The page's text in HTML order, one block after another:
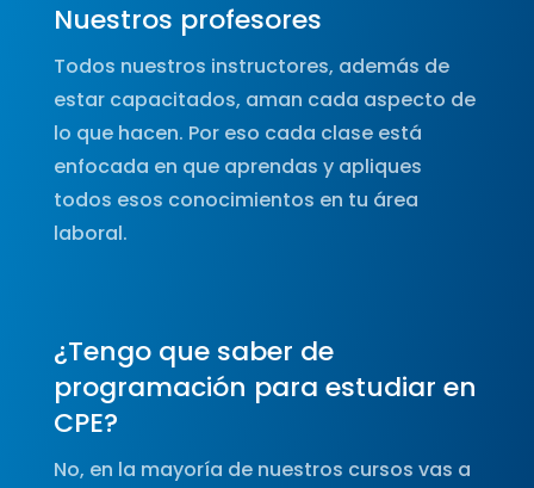
Nuestros profesores
Todos nuestros instructores, además de
estar capacitados, aman cada aspecto de
lo que hacen. Por eso cada clase está
enfocada en que aprendas y apliques
todos esos conocimientos en tu área
laboral.
¿Tengo que saber de
programación para estudiar en
CPE?
No, en la mayoría de nuestros cursos vas a